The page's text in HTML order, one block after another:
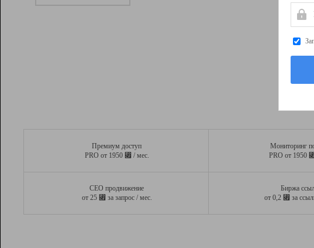
Премиум доступ
PRO от 1950 ⃏ / мес.
Мониторинг
PRO от 1950
СЕО продвижение
от 25 ⃏ за запрос / мес.
Биржа
от 0,2 ⃏ за